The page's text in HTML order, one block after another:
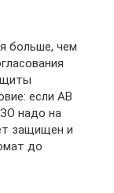
больше, чем
если АВ
надо на
защищен и
до